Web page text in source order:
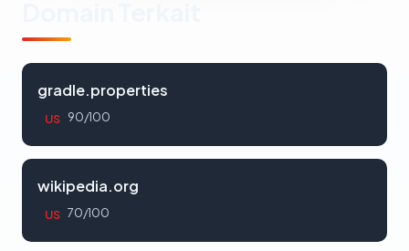
gradle.properties
US 90/100
wikipedia.org
US 70/100